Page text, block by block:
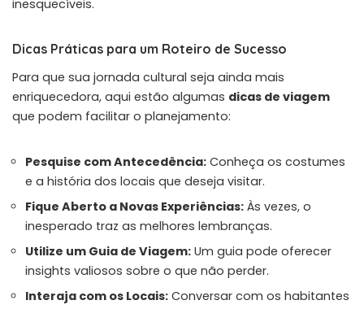
inesquecíveis.
Dicas Práticas para um Roteiro de Sucesso
Para que sua jornada cultural seja ainda mais
enriquecedora, aqui estão algumas dicas de viagem
que podem facilitar o planejamento:
Pesquise com Antecedência: Conheça os costumes
e a história dos locais que deseja visitar.
Fique Aberto a Novas Experiências: Às vezes, o
inesperado traz as melhores lembranças.
Utilize um Guia de Viagem: Um guia pode oferecer
insights valiosos sobre o que não perder.
Interaja com os Locais: Conversar com os habitantes